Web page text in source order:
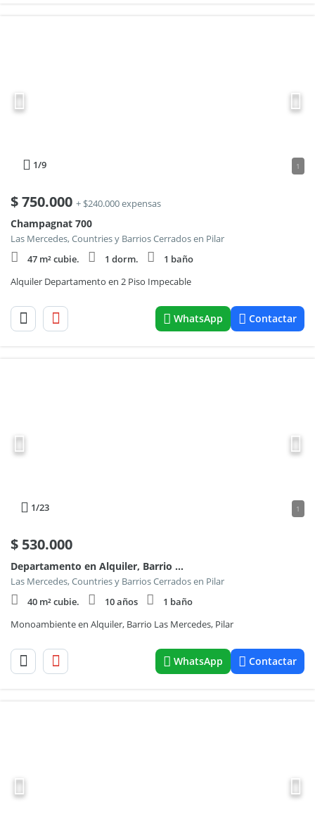
1/9 1
$750.000 + $240.000 expensas
Champagnat 700
Las Mercedes, Countries y Barrios Cerrados en Pilar
47 m² cubie.
1 dorm.
1 baño
Alquiler Departamento en 2 Piso Impecable
WhatsApp Contactar
1/23 1
$ 530.000
Departamento en Alquiler, Barrio Las Mercedes, Pilar 100
Las Mercedes, Countries y Barrios Cerrados en Pilar
40 m² cubie.
10 años
1 baño
Monoambiente en Alquiler, Barrio Las Mercedes, Pilar
WhatsApp Contactar